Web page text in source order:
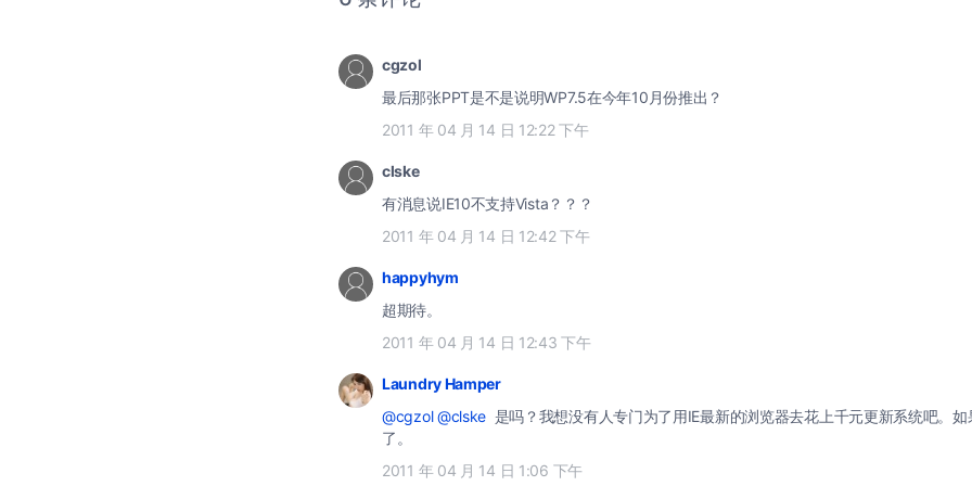
cgzol
最后那张PPT是不是说明WP7.5在今年10月份推出？
2011 年 04 月 14 日 12:22 下午
clske
有消息说IE10不支持Vista？？？
2011 年 04 月 14 日 12:42 下午
happyhym
超期待。
2011 年 04 月 14 日 12:43 下午
Laundry Hamper
@cgzol @clske 是吗？我想没有人专门为了用IE最新的浏览器去花上千元更新系统吧。
了。
2011 年 04 月 14 日 1:06 下午